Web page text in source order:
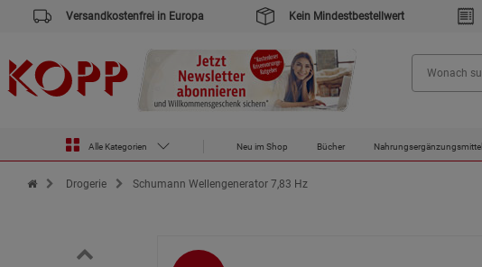
Versandkostenfrei in Europa Kein Mindestbestellwert
Alle Kategorien Neu im Shop Bücher Nahrungsergänzungsmittel
Zur Startseite des Kopp Verlag Online-Shop
Drogerie Schumann Wellengenerator 7,83 Hz